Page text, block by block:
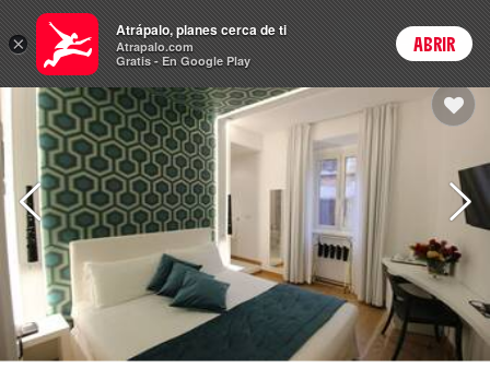
Hoteles Precios en
ARSCambiar moneda
Login
×
Atrápalo, planes cerca de ti
Atrapalo.com
Gratis - En Google Play
ABRIR